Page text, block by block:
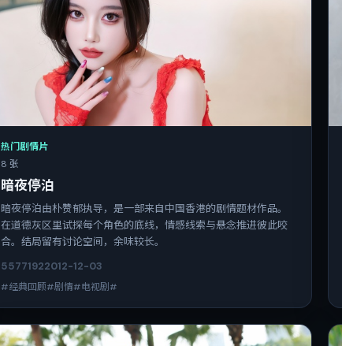
热门剧情片
8 张
暗夜停泊
暗夜停泊由朴赞郁执导，是一部来自中国香港的剧情题材作品。
在道德灰区里试探每个角色的底线，情感线索与悬念推进彼此咬
合。结局留有讨论空间，余味较长。
55771922012-12-03
#经典回顾#剧情#电视剧#